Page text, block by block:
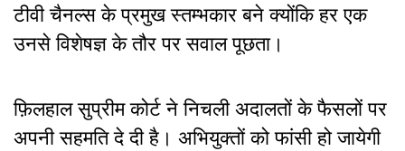
टीवी चैनल्स के प्रमुख स्तम्भकार बने क्योंकि हर एक
उनसे विशेषज्ञ के तौर पर सवाल पूछता।
फ़िलहाल सुप्रीम कोर्ट ने निचली अदालतों के फैसलों पर
अपनी सहमति दे दी है। अभियुक्तों को फांसी हो जायेगी